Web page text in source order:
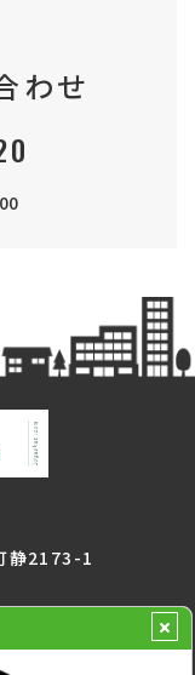
わせ
静2173-1
始